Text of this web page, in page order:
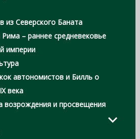
из Северского Баната
– раннее средневековье
империи
автономистов и Билль о
века
возрождения и просвещения